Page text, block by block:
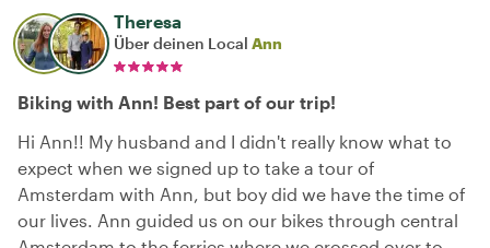
Theresa
Über deinen Local Ann
Biking with Ann! Best part of our trip!
Hi Ann!! My husband and I didn't really know what to
expect when we signed up to take a tour of
Amsterdam with Ann, but boy did we have the time of
our lives. Ann guided us on our bikes through central